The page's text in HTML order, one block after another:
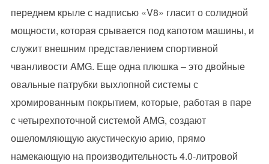
переднем крыле с надписью «V8» гласит о солидной
мощности, которая срывается под капотом машины, и
служит внешним представлением спортивной
чванливости AMG. Еще одна плюшка – это двойные
овальные патрубки выхлопной системы с
хромированным покрытием, которые, работая в паре
с четырехпоточной системой AMG, создают
ошеломляющую акустическую арию, прямо
намекающую на производительность 4.0-литровой